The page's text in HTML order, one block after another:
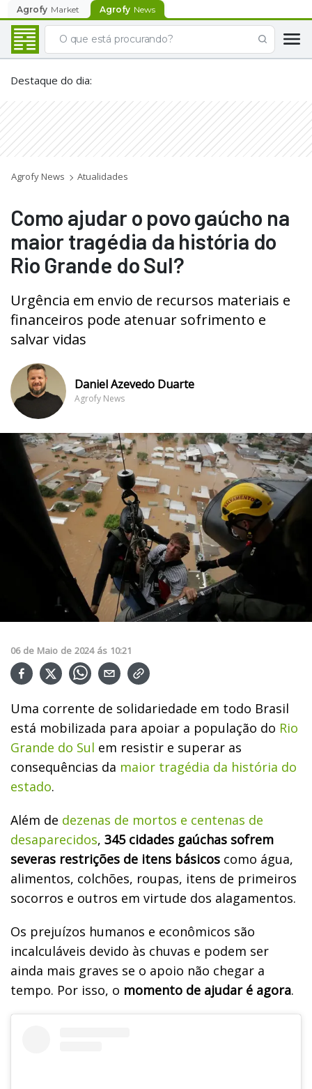
Agrofy Market Agrofy News
Destaque do dia:
Agrofy News Atualidades
Como ajudar o povo gaúcho na
maior tragédia da história do
Rio Grande do Sul?
Urgência em envio de recursos materiais e
financeiros pode atenuar sofrimento e
salvar vidas
Daniel Azevedo Duarte
Agrofy News
06 de Maio de 2024 ás 10:21
Uma corrente de solidariedade em todo Brasil
está mobilizada para apoiar a população do Rio
Grande do Sul em resistir e superar as
consequências da maior tragédia da história do
estado.
Além de dezenas de mortos e centenas de
desaparecidos, 345 cidades gaúchas sofrem
severas restrições de itens básicos como água,
alimentos, colchões, roupas, itens de primeiros
socorros e outros em virtude dos alagamentos.
Os prejuízos humanos e econômicos são
incalculáveis devido às chuvas e podem ser
ainda mais graves se o apoio não chegar a
tempo. Por isso, o momento de ajudar é agora.